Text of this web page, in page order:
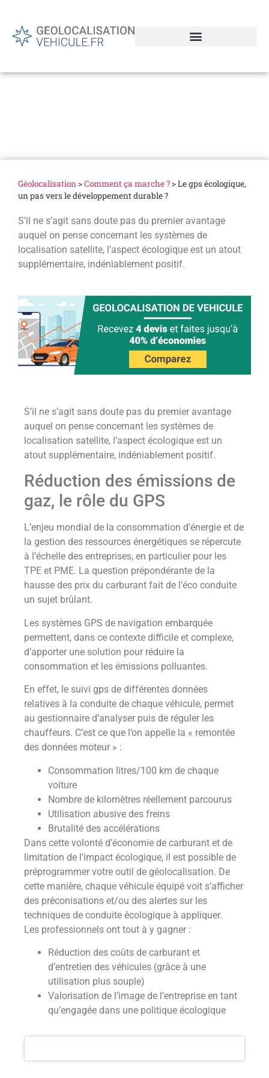
Géolocalisation>Comment ça marche ?>Le gps écologique,
un pas vers le développement durable ?
S’il ne s’agit sans doute pas du premier avantage
auquel on pense concernant les systèmes de
localisation satellite, l’aspect écologique est un atout
supplémentaire, indéniablement positif.
S’il ne s’agit sans doute pas du premier avantage
auquel on pense concernant les systèmes de
localisation satellite, l’aspect écologique est un
atout supplémentaire, indéniablement positif.
Réduction des émissions de
gaz, le rôle du GPS
L’enjeu mondial de la consommation d’énergie et de
la gestion des ressources énergétiques se répercute
à l’échelle des entreprises, en particulier pour les
TPE et PME. La question prépondérante de la
hausse des prix du carburant fait de l’éco conduite
un sujet brûlant.
Les systèmes GPS de navigation embarquée
permettent, dans ce contexte difficile et complexe,
d’apporter une solution pour réduire la
consommation et les émissions polluantes.
En effet, le suivi gps de différentes données
relatives à la conduite de chaque véhicule, permet
au gestionnaire d’analyser puis de réguler les
chauffeurs. C’est ce que l’on appelle la « remontée
des données moteur » :
Consommation litres/100 km de chaque
voiture
Nombre de kilomètres réellement parcourus
Utilisation abusive des freins
Brutalité des accélérations
Dans cette volonté d’économie de carburant et de
limitation de l’impact écologique, il est possible de
préprogrammer votre outil de géolocalisation. De
cette manière, chaque véhicule équipé voit s’afficher
des préconisations et/ou des alertes sur les
techniques de conduite écologique à appliquer.
Les professionnels ont tout à y gagner :
Réduction des coûts de carburant et
d’entretien des véhicules (grâce à une
utilisation plus souple)
Valorisation de l’image de l’entreprise en tant
qu’engagée dans une politique écologique